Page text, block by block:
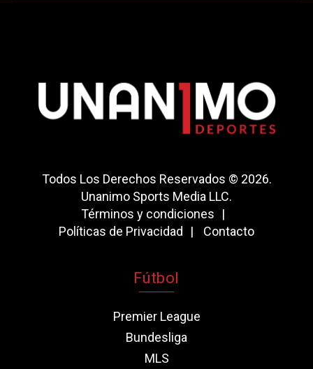
Todos Los Derechos Reservados © 2026.
Unanimo Sports Media LLC.
Términos y condiciones
Políticas de Privacidad
Contacto
Fútbol
Premier League
Bundesliga
MLS